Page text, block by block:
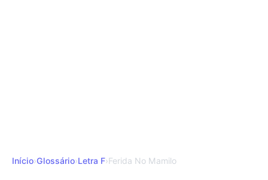
Início›Glossário›Letra F›Ferida No Mamilo